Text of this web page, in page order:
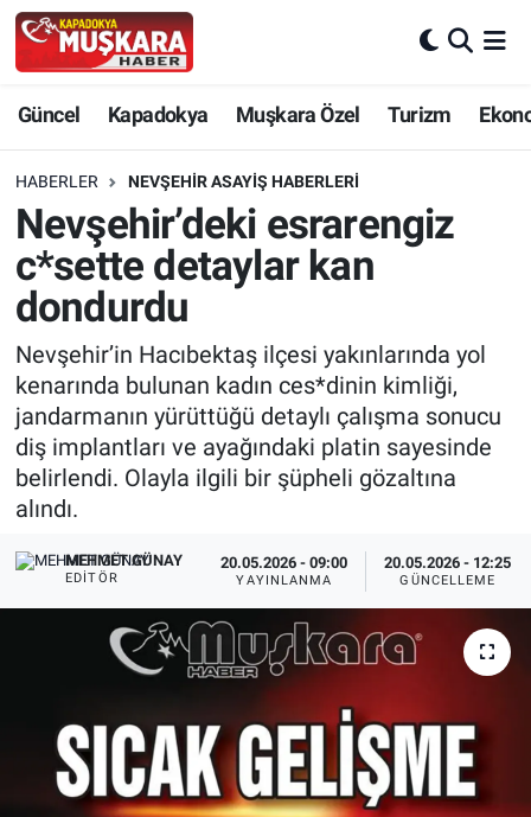
Güncel Kapadokya Muşkara Özel Turizm
HABERLER NEVŞEHIR ASAYIŞ HABERLERI
Nevşehir’deki esrarengiz
c*sette detaylar kan
dondurdu
Nevşehir’in Hacıbektaş ilçesi yakınlarında yol
kenarında bulunan kadın ces*dinin kimliği,
jandarmanın yürüttüğü detaylı çalışma sonucu
diş implantları ve ayağındaki platin sayesinde
belirlendi. Olayla ilgili bir şüpheli gözaltına
alındı.
MEHMET GÜNAY
EDITÖR
20.05.2026 - 09:00
YAYINLANMA
20.05.2026 - 12:25
GÜNCELLEME
Güncel
SEÇİM
Muşkara Özel
Kapadokya
Turizm
Kültür - Sanat
Yaşam
VEFATLAR
Nevşehir Hava Durumu
Nevşehir Namaz Vakitleri
Nevşehir Trafik Yoğunluk Haritası
Tüm Manşetler
Son Dakika Haberleri
Haber Arşivi